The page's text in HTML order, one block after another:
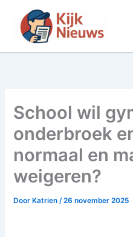
inhoud
School wil
onderbroek
normaal en
weigeren?
Door Katrien/26 november 2025